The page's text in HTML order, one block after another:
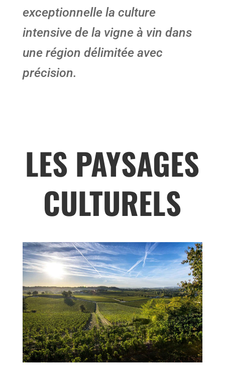
exceptionnelle la culture
intensive de la vigne à vin dans
une région délimitée avec
précision.
LES PAYSAGES
CULTURELS